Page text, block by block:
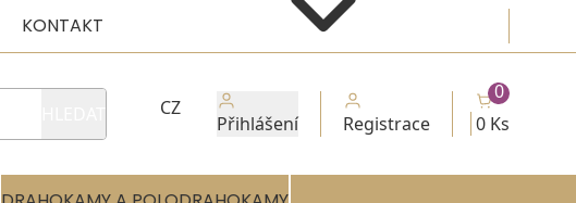
KONTAKT
CZ
Přihlášení Registrace 0 Ks
0